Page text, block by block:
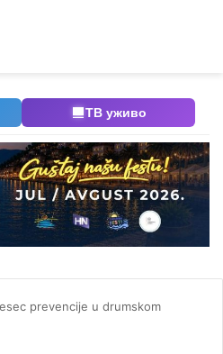
ТВ уживо
prevencije u drumskom